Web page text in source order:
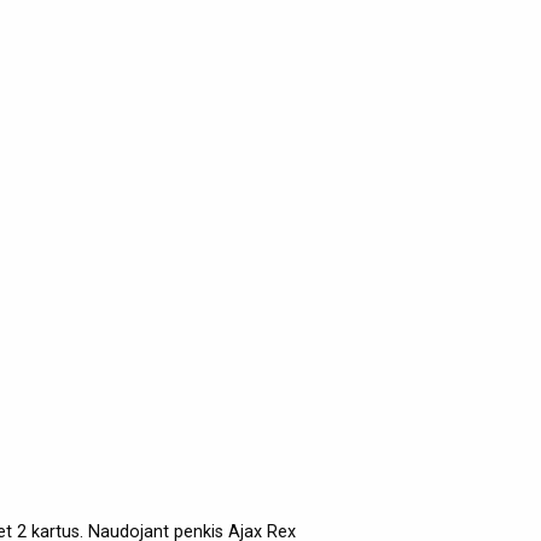
2 kartus. Naudojant penkis Ajax Rex